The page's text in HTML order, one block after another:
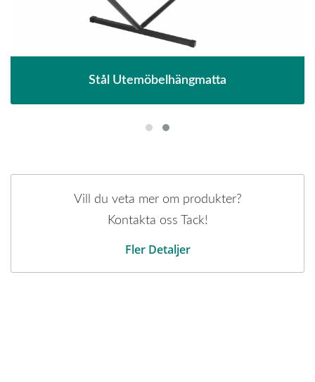
Stål Utemöbelhängmatta
Vill du veta mer om produkter?
Kontakta oss Tack!
Fler Detaljer